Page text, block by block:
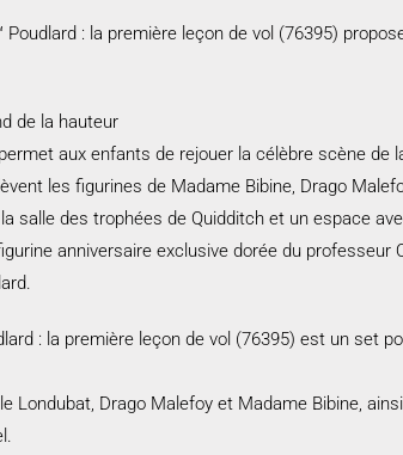
: la première leçon de vol (76395)
de la hauteur
aux enfants de rejouer la célèbre scène
les figurines de Madame Bibine, Drago
salle des trophées de Quidditch et un espace
anniversaire exclusive dorée du
: la première leçon de vol (76395) est un set
Londubat, Drago Malefoy et Madame Bibine,